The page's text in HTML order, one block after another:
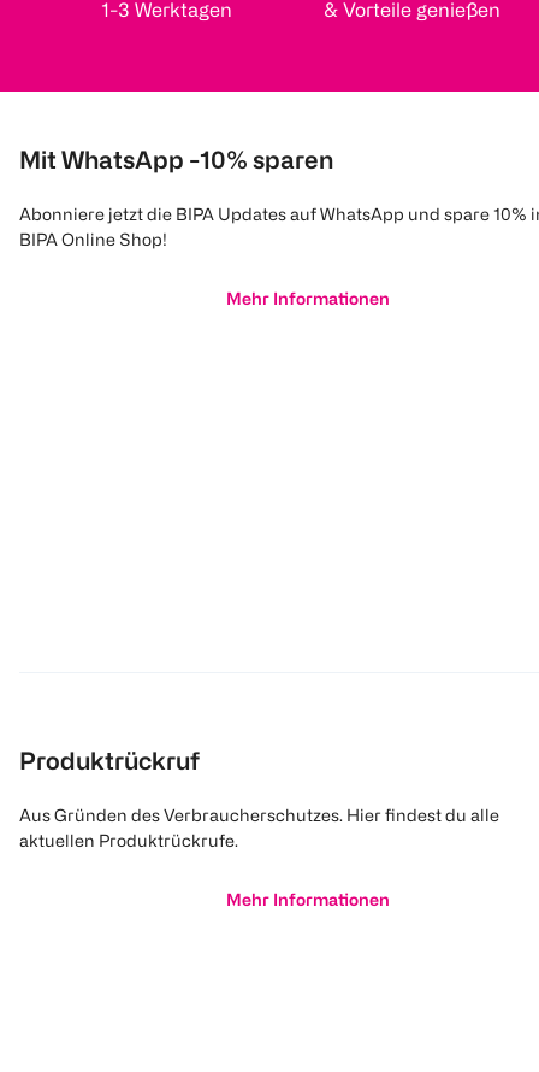
Repair Leave In
Curl
1
1
Quantity: 1
1-3 Werktagen & Vorteile genießen
Mit WhatsApp -10% sparen
Abonniere jetzt die BIPA Updates auf WhatsApp und spare 10%
BIPA Online Shop!
Mehr Informationen
Produktrückruf
Aus Gründen des Verbraucherschutzes. Hier findest du alle
aktuellen Produktrückrufe.
Mehr Informationen